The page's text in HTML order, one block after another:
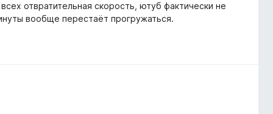
отвратительная скорость, ютуб фактически не
вообще перестаёт прогружаться.